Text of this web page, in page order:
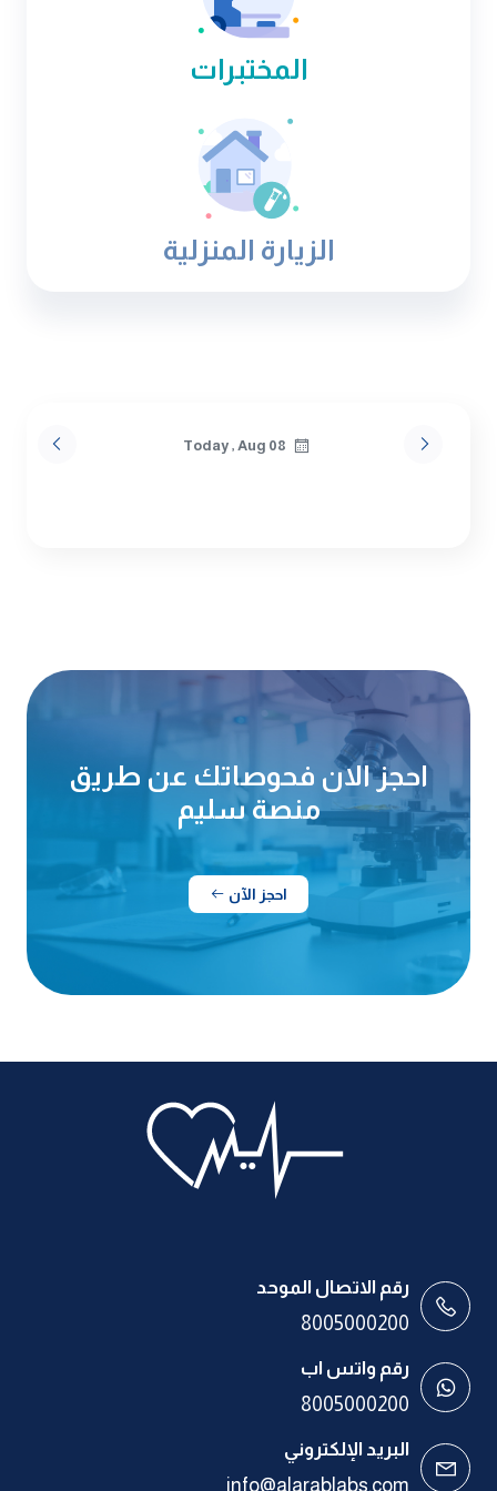
المختبرات
الزيارة المنزلية
احجز الان فحوصاتك عن طريق
منصة سليم
احجز الآن
رقم الاتصال الموحد
8005000200
رقم واتس اب
8005000200
البريد الإلكتروني
info@alarablabs.com